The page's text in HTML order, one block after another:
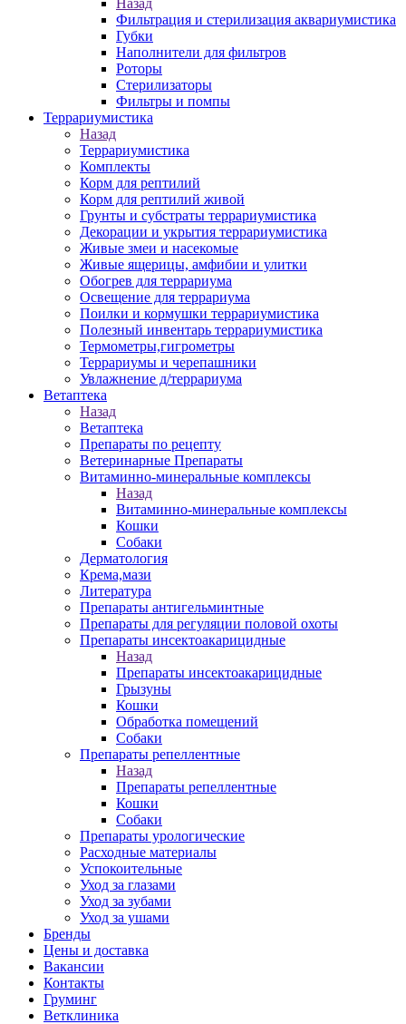
Назад
Фильтрация и стерилизация аквариумистика
Губки
Наполнители для фильтров
Роторы
Стерилизаторы
Фильтры и помпы
Террариумистика
Назад
Террариумистика
Комплекты
Корм для рептилий
Корм для рептилий живой
Грунты и субстраты террариумистика
Декорации и укрытия террариумистика
Живые змеи и насекомые
Живые ящерицы, амфибии и улитки
Обогрев для террариума
Освещение для террариума
Поилки и кормушки террариумистика
Полезный инвентарь террариумистика
Термометры,гигрометры
Террариумы и черепашники
Увлажнение д/террариума
Ветаптека
Назад
Ветаптека
Препараты по рецепту
Ветеринарные Препараты
Витаминно-минеральные комплексы
Назад
Витаминно-минеральные комплексы
Кошки
Собаки
Дерматология
Крема,мази
Литература
Препараты антигельминтные
Препараты для регуляции половой охоты
Препараты инсектоакарицидные
Назад
Препараты инсектоакарицидные
Грызуны
Кошки
Обработка помещений
Собаки
Препараты репеллентные
Назад
Препараты репеллентные
Кошки
Собаки
Препараты урологические
Расходные материалы
Успокоительные
Уход за глазами
Уход за зубами
Уход за ушами
Бренды
Цены и доставка
Вакансии
Контакты
Груминг
Ветклиника